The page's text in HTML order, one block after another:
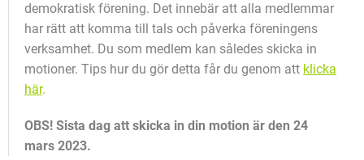
demokratisk förening. Det innebär att alla medlemmar
har rätt att komma till tals och påverka föreningens
verksamhet. Du som medlem kan således skicka in
motioner. Tips hur du gör detta får du genom att klicka
här.
OBS! Sista dag att skicka in din motion är den 24
mars 2023.